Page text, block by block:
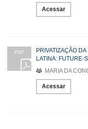
Acessar
PDF
PRIVATIZAÇÃO
LATINA: FUTURE-
MARIA DA
Acessar